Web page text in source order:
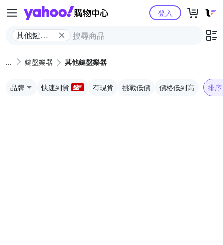
Yahoo購物中心
其他鍵盤
登入
鍵盤樂器 其他鍵盤樂器
品牌 快速到貨 有現貨 挑戰低價 價格低到高 排序